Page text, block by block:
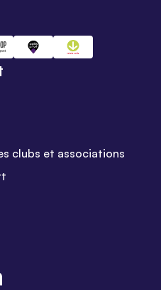
clubs et associations